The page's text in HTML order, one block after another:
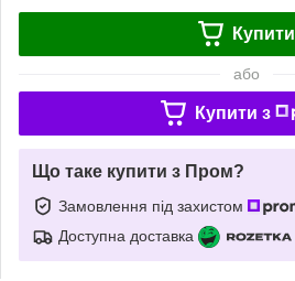
Купити
або
Купити з
Що таке купити з Пром?
Замовлення під захистом
Доступна доставка